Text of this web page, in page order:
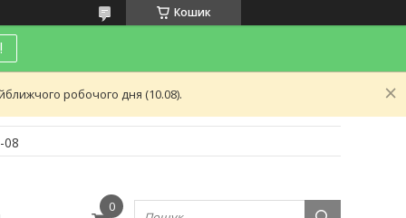
Кошик
робочого дня (10.08).
08